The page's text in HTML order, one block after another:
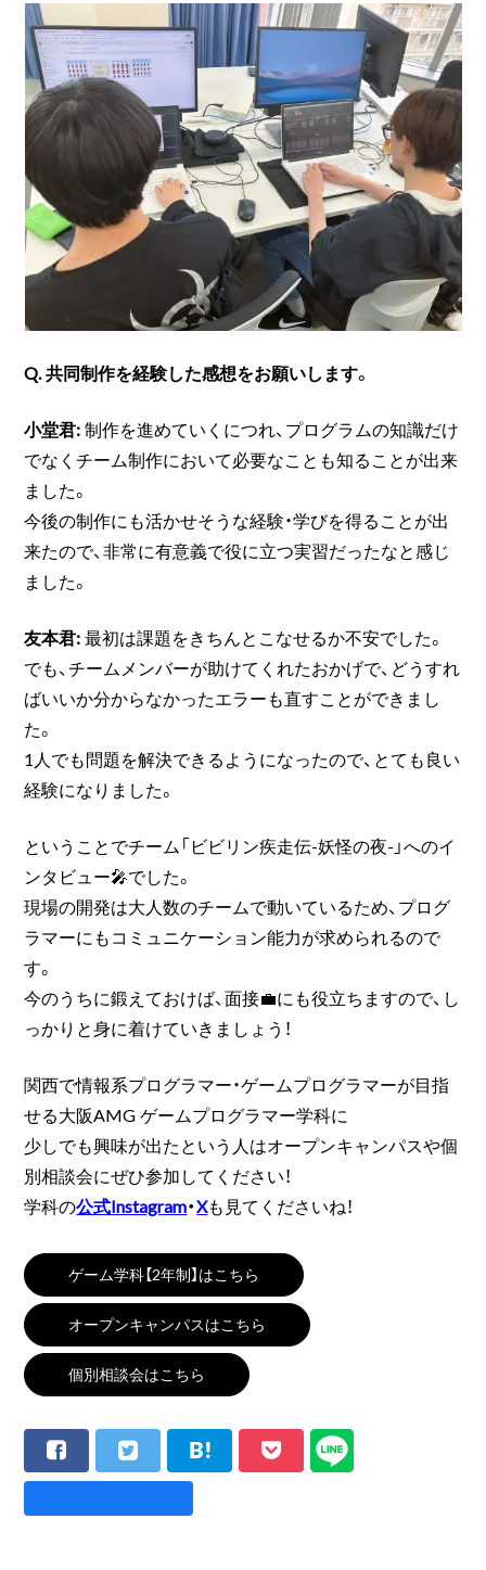
Q. 共同制作を経験した感想をお願いします。
小堂君:制作を進めていくにつれ、プログラムの知識だけ
でなくチーム制作において必要なことも知ることが出来
ました。
今後の制作にも活かせそうな経験・学びを得ることが出
来たので、非常に有意義で役に立つ実習だったなと感じ
ました。
友本君:最初は課題をきちんとこなせるか不安でした。
でも、チームメンバーが助けてくれたおかげで、どうすれ
ばいいか分からなかったエラーも直すことができまし
た。
1人でも問題を解決できるようになったので、とても良い
経験になりました。
ということでチーム「ビビリン疾走伝-妖怪の夜-」へのイ
ンタビュー🎤でした。
現場の開発は大人数のチームで動いているため、プログ
ラマーにもコミュニケーション能力が求められるので
す。
今のうちに鍛えておけば、面接💼にも役立ちますので、し
っかりと身に着けていきましょう！
関西で情報系プログラマー・ゲームプログラマーが目指
せる大阪AMG ゲームプログラマー学科に
少しでも興味が出たという人はオープンキャンパスや個
別相談会にぜひ参加してください！
学科の公式Instagram・Xも見てくださいね！
ゲーム学科【2年制】はこちら
オープンキャンパスはこちら
個別相談会はこちら